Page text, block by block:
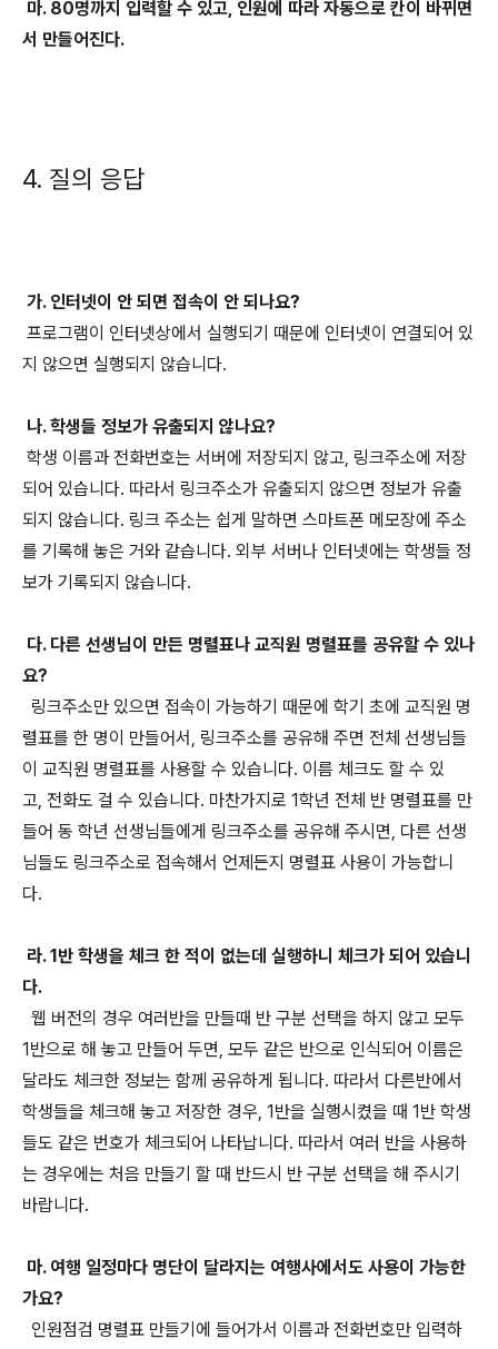
마. 80명까지 입력할 수 있고, 인원에 따라 자동으로 칸이 바뀌면
서 만들어진다.
4. 질의 응답
가. 인터넷이 안 되면 접속이 안 되나요?
프로그램이 인터넷상에서 실행되기 때문에 인터넷이 연결되어 있
지 않으면 실행되지 않습니다.
나. 학생들 정보가 유출되지 않나요?
학생 이름과 전화번호는 서버에 저장되지 않고, 링크주소에 저장
되어 있습니다. 따라서 링크주소가 유출되지 않으면 정보가 유출
되지 않습니다. 링크 주소는 쉽게 말하면 스마트폰 메모장에 주소
를 기록해 놓은 거와 같습니다. 외부 서버나 인터넷에는 학생들 정
보가 기록되지 않습니다.
다. 다른 선생님이 만든 명렬표나 교직원 명렬표를 공유할 수 있나
요?
링크주소만 있으면 접속이 가능하기 때문에 학기 초에 교직원 명
렬표를 한 명이 만들어서, 링크주소를 공유해 주면 전체 선생님들
이 교직원 명렬표를 사용할 수 있습니다. 이름 체크도 할 수 있
고, 전화도 걸 수 있습니다. 마찬가지로 1학년 전체 반 명렬표를 만
들어 동 학년 선생님들에게 링크주소를 공유해 주시면, 다른 선생
님들도 링크주소로 접속해서 언제든지 명렬표 사용이 가능합니
다.
라. 1반 학생을 체크 한 적이 없는데 실행하니 체크가 되어 있습니
다.
웹 버전의 경우 여러반을 만들때 반 구분 선택을 하지 않고 모두
1반으로 해 놓고 만들어 두면, 모두 같은 반으로 인식되어 이름은
달라도 체크한 정보는 함께 공유하게 됩니다. 따라서 다른반에서
학생들을 체크해 놓고 저장한 경우, 1반을 실행시켰을 때 1반 학생
들도 같은 번호가 체크되어 나타납니다. 따라서 여러 반을 사용하
는 경우에는 처음 만들기 할 때 반드시 반 구분 선택을 해 주시기
바랍니다.
마. 여행 일정마다 명단이 달라지는 여행사에서도 사용이 가능한
가요?
인원점검 명렬표 만들기에 들어가서 이름과 전화번호만 입력하